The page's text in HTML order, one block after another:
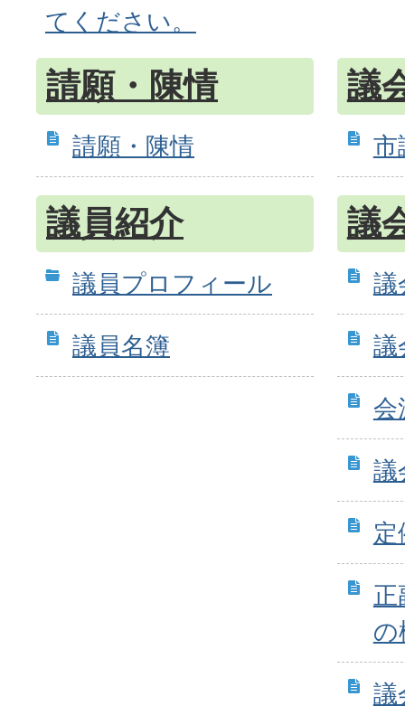
てください。
請願・陳情
請願・陳情
議
市
議員紹介
議員プロフィール
議員名簿
議
議
議
会
議
定
正
の
議